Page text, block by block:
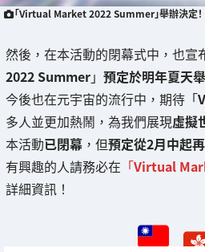
「Virtual Market 2022 Summer」舉辦決定！
然後，在本活動的閉幕式中，也宣
2022 Summer」 預定於明年夏天
今後也在元宇宙的流行中，期待「
多人並更加熱鬧，為我們展現虛擬
本活動已閉幕 ，但預定從2月中起
有興趣的人請務必在 「Virtual
詳細資訊！